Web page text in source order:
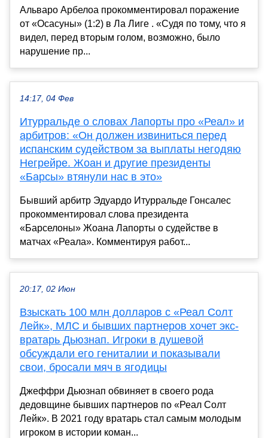
Альваро Арбелоа прокомментировал поражение
от «Осасуны» (1:2) в Ла Лиге . «Судя по тому, что я
видел, перед вторым голом, возможно, было
нарушение пр...
14:17, 04 Фев
Итурральде о словах Лапорты про «Реал» и
арбитров: «Он должен извиниться перед
испанским судейством за выплаты негодяю
Негрейре. Жоан и другие президенты
«Барсы» втянули нас в это»
Бывший арбитр Эдуардо Итурральде Гонсалес
прокомментировал слова президента
«Барселоны» Жоана Лапорты о судействе в
матчах «Реала». Комментируя работ...
20:17, 02 Июн
Взыскать 100 млн долларов с «Реал Солт
Лейк», МЛС и бывших партнеров хочет экс-
вратарь Дьюзнап. Игроки в душевой
обсуждали его гениталии и показывали
свои, бросали мяч в ягодицы
Джеффри Дьюзнап обвиняет в своего рода
дедовщине бывших партнеров по «Реал Солт
Лейк». В 2021 году вратарь стал самым молодым
игроком в истории коман...